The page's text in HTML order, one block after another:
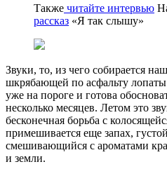
Также читайте интервью
рассказ «Я так слышу»
Звуки, то, из чего собирается
шкрябающей по асфальту
уже на пороге и готова
несколько месяцев. Летом это
бесконечная борьба с
примешивается еще запах,
смешивающийся с ароматами
и земли.